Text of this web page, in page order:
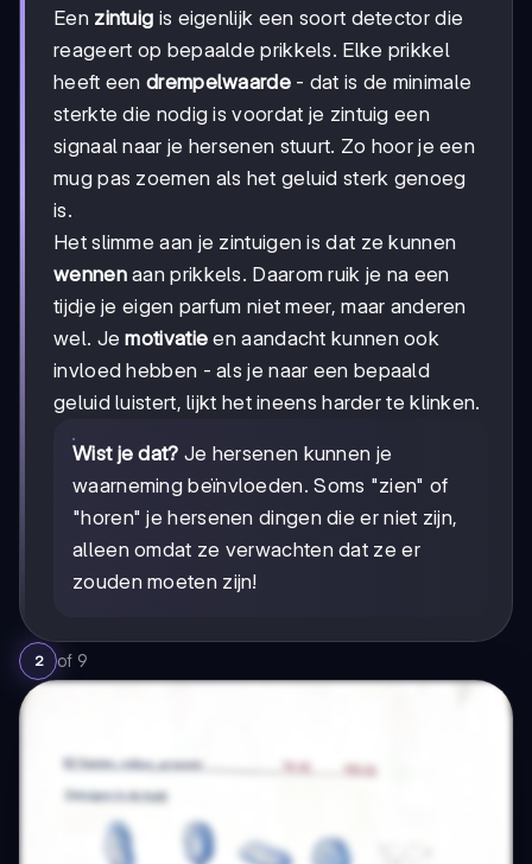
Een zintuig is eigenlijk een soort detector die
reageert op bepaalde prikkels. Elke prikkel
heeft eendrempelwaarde- dat is de minimale
sterkte die nodig is voordat je zintuig een
signaal naar je hersenen stuurt. Zo hoor je een
mug pas zoemen als het geluid sterk genoeg
is.
Het slimme aan je zintuigen is dat ze kunnen
wennenaan prikkels. Daarom ruik je na een
tijdje je eigen parfum niet meer, maar anderen
wel. Jemotivatie en aandacht kunnen ook
invloed hebben - als je naar een bepaald
geluid luistert, lijkt het ineens harder te klinken.
Wist je dat? Je hersenen kunnen je
waarneming beïnvloeden. Soms "zien" of
"horen" je hersenen dingen die er niet zijn,
alleen omdat ze verwachten dat ze er
zouden moeten zijn!
2 of 9